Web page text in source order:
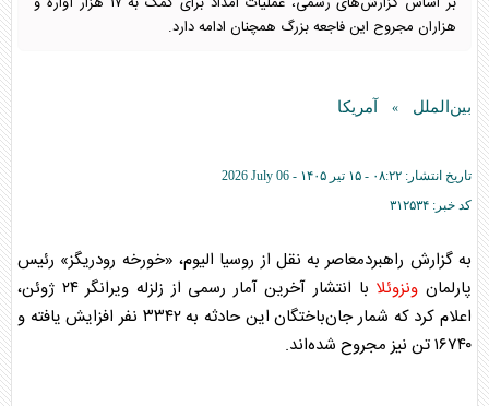
هزاران مجروح این فاجعه بزرگ همچنان ادامه دارد.
بین‌الملل » آمریکا
تاریخ انتشار: ۰۸:۲۲ - ۱۵ تير ۱۴۰۵ -
2026 July 06
کد خبر: ۳۱۲۵۳۴
به گزارش راهبردمعاصر به نقل از روسیا الیوم، «خورخه رودریگز» رئیس
پارلمان ونزوئلا
با انتشار آخرین آمار رسمی از زلزله ویرانگر ۲۴ ژوئن،
اعلام کرد که شمار جان‌باختگان این حادثه به ۳۳۴۲ نفر افزایش یافته و
۱۶۷۴۰ تن نیز مجروح شده‌اند.